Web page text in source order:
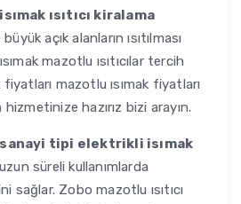
isımak ısıtıcı kiralama
açık alanların ısıtılması
mazotlu ısıtıcılar tercih
fiyatları mazotlu ısımak fiyatları
hazırız bizi arayın.
sanayi tipi elektrikli isımak
süreli kullanımlarda
sağlar. Zobo mazotlu ısıtıcı